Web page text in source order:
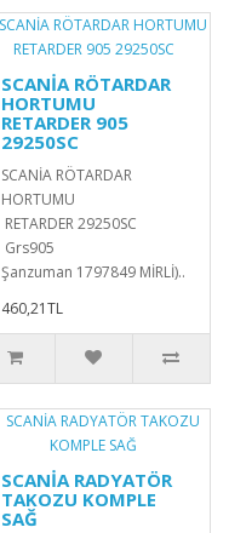
SCANİA RÖTARDAR
HORTUMU
RETARDER 905
29250SC
SCANİA RÖTARDAR
HORTUMU
RETARDER 29250SC
Grs905
Şanzuman 1797849 MİRLİ)..
460,21TL
SCANİA RADYATÖR
TAKOZU KOMPLE
SAĞ